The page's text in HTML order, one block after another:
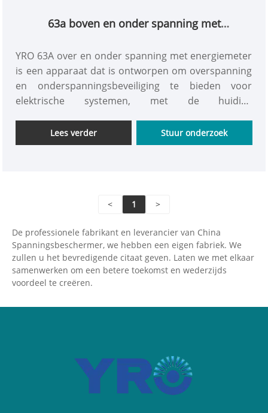
63a boven en onder spanning met
YRO 63A over en onder spanning met energiemeter
is een apparaat dat is ontworpen om overspanning
en onderspanningsbeveiliging te bieden voor
elektrische systemen, met de huidige
ondersteuningsgeleiderrailinstallatie, LED -paneel
kan duidelijk spanning en huidige informatie
Lees verder Stuur onderzoek
< 1 >
De professionele fabrikant en leverancier van China
Spanningsbeschermer, we hebben een eigen fabriek. We
zullen u het bevredigende citaat geven. Laten we met elkaar
samenwerken om een ​​betere toekomst en wederzijds
voordeel te creëren.